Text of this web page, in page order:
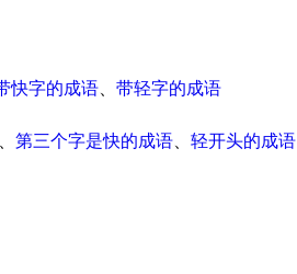
快字的成语 带轻字的成语
第三个字是快的成语 轻开头的成语